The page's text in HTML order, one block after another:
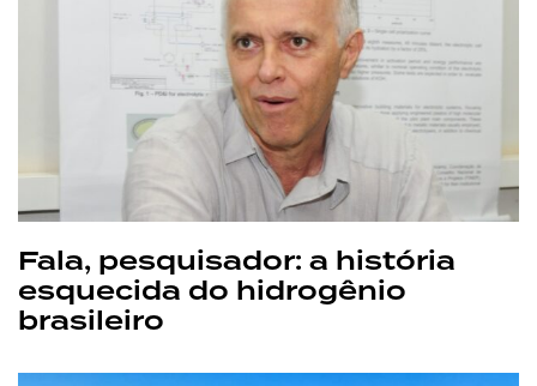
Fala, pesquisador: a história
esquecida do hidrogênio
brasileiro